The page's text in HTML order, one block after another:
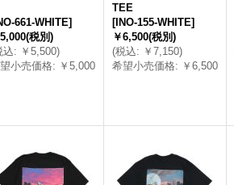
661-WHITE]
(税別)
込: ￥5,500)
小売価格: ￥5,000
TEE
[INO-155-WHITE]
￥6,500(税別)
(税込: ￥7,150)
希望小売価格: ￥6,500